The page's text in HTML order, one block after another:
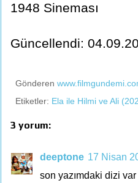
1948 Sineması
Güncellendi:
Gönderen
Etiketler: Ela ile Hilmi ve Ali
3 yorum:
deeptone 17 Nisan
son yazımdaki dizi